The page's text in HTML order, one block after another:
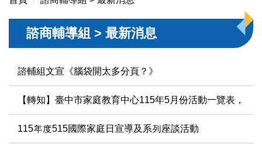
諮商輔導組 > 最新消息
諮輔組文宣《腦袋開太多分頁？》
【轉知】臺中市家庭教育中心115年5月份活動一覽表，歡
115年度515國際家庭日宣導及系列座談活動